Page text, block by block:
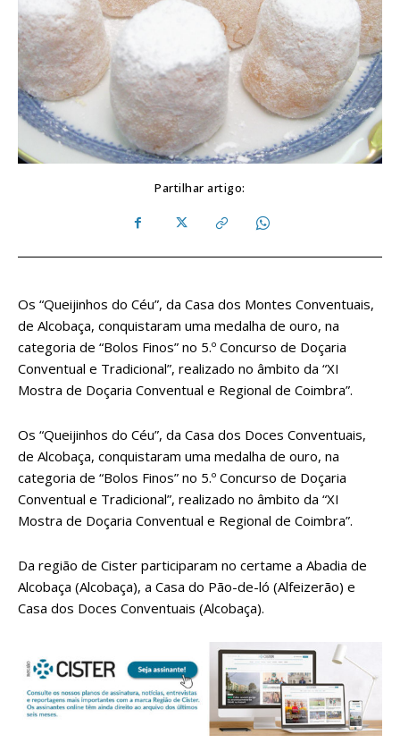
Partilhar artigo:
Os “Queijinhos do Céu”, da Casa dos Montes Conventuais,
de Alcobaça, conquistaram uma medalha de ouro, na
categoria de “Bolos Finos” no 5.º Concurso de Doçaria
Conventual e Tradicional”, realizado no âmbito da “XI
Mostra de Doçaria Conventual e Regional de Coimbra”.
Os “Queijinhos do Céu”, da Casa dos Doces Conventuais,
de Alcobaça, conquistaram uma medalha de ouro, na
categoria de “Bolos Finos” no 5.º Concurso de Doçaria
Conventual e Tradicional”, realizado no âmbito da “XI
Mostra de Doçaria Conventual e Regional de Coimbra”.
Da região de Cister participaram no certame a Abadia de
Alcobaça (Alcobaça), a Casa do Pão-de-ló (Alfeizerão) e
Casa dos Doces Conventuais (Alcobaça).